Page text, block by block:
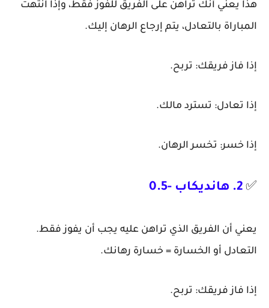
هذا يعني أنك تراهن على الفريق للفوز فقط، وإذا انتهت
المباراة بالتعادل، يتم إرجاع الرهان إليك.
إذا فاز فريقك: تربح.
إذا تعادل: تسترد مالك.
إذا خسر: تخسر الرهان.
✅ 2. هانديكاب -0.5
يعني أن الفريق الذي تراهن عليه يجب أن يفوز فقط.
التعادل أو الخسارة = خسارة رهانك.
إذا فاز فريقك: تربح.